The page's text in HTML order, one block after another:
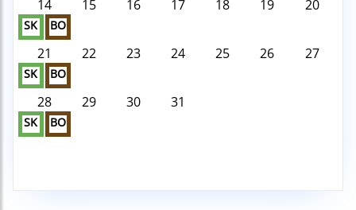
14
SK BO
15 16 17 18 19 20
21
SK BO
22 23 24 25 26 27
28
SK BO
29 30 31